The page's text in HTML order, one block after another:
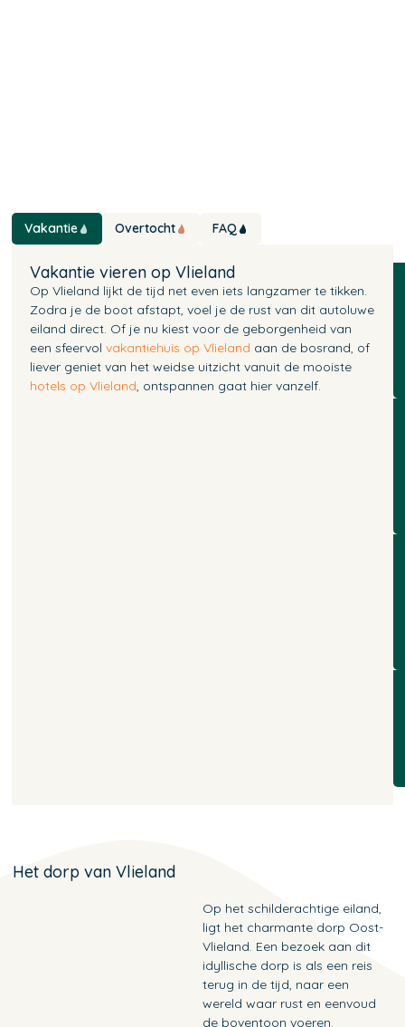
Vakantie Overtocht FAQ
Vakantie vieren op Vlieland
Op Vlieland lijkt de tijd net even iets langzamer te tikken.
Zodra je de boot afstapt, voel je de rust van dit autoluwe
eiland direct. Of je nu kiest voor de geborgenheid van
een sfeervolvakantiehuis op Vlieland aan de bosrand, of
liever geniet van het weidse uitzicht vanuit de mooiste
hotels op Vlieland, ontspannen gaat hier vanzelf.
Het dorp van Vlieland
Op het schilderachtige eiland,
ligt het charmante dorp Oost-
Vlieland. Een bezoek aan dit
idyllische dorp is als een reis
terug in de tijd, naar een
wereld waar rust en eenvoud
de boventoon voeren.